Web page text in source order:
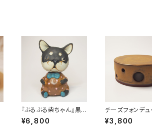
『ぶるぶる柴ちゃん』黒
柴ちゃん 柴犬置物
¥6,800
チーズフォンデュ
ート 焼きチーズ
ト
¥3,800